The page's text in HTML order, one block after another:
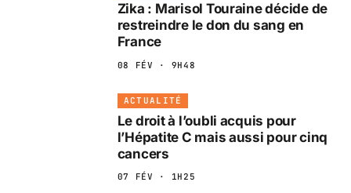
Zika : Marisol Touraine décide de
restreindre le don du sang en
France
08 FÉV · 9H48
ACTUALITÉ
Le droit à l’oubli acquis pour
l’Hépatite C mais aussi pour cinq
cancers
07 FÉV · 1H25